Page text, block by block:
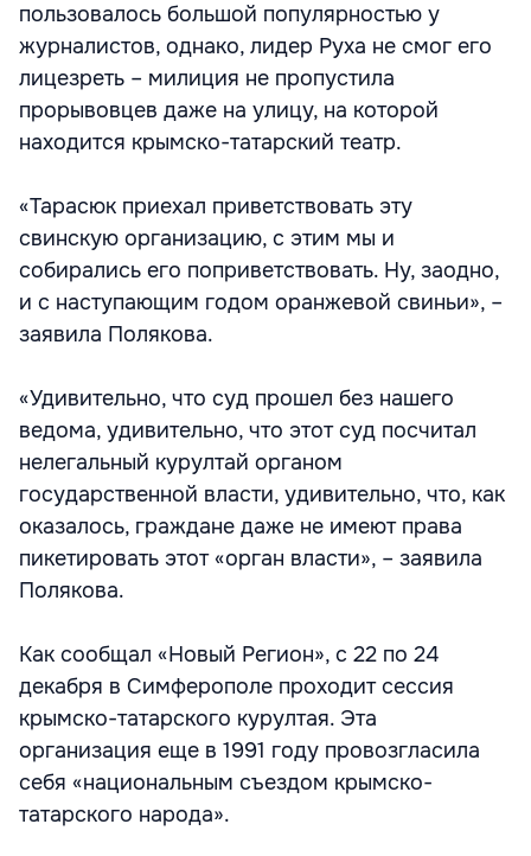
пользовалось большой популярностью у
журналистов, однако, лидер Руха не смог его
лицезреть – милиция не пропустила
прорывовцев даже на улицу, на которой
находится крымско-татарский театр.
«Тарасюк приехал приветствовать эту
свинскую организацию, с этим мы и
собирались его поприветствовать. Ну, заодно,
и с наступающим годом оранжевой свиньи», –
заявила Полякова.
«Удивительно, что суд прошел без нашего
ведома, удивительно, что этот суд посчитал
нелегальный курултай органом
государственной власти, удивительно, что, как
оказалось, граждане даже не имеют права
пикетировать этот «орган власти», – заявила
Полякова.
Как сообщал «Новый Регион», с 22 по 24
декабря в Симферополе проходит сессия
крымско-татарского курултая. Эта
организация еще в 1991 году провозгласила
себя «национальным съездом крымско-
татарского народа».